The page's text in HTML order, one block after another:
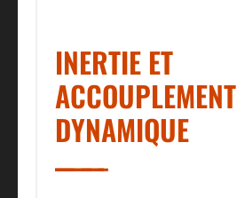
INERTIE ET
ACCOUPLEMENT
DYNAMIQUE